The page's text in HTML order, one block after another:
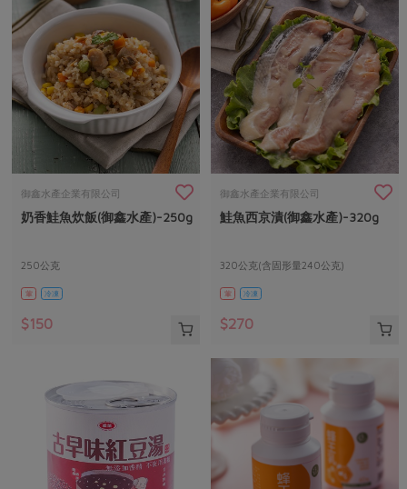
御鑫水產企業有限公司
奶香鮭魚炊飯(御鑫水產)-250g
250公克
葷 冷凍
$150
御鑫水產企業有限公司
鮭魚西京漬(御鑫水產)-320g
320公克(含固形量240公克)
葷 冷凍
$270